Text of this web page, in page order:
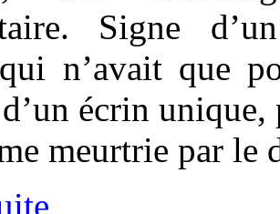
Signe
n’avait que
écrin
meurtrie par le